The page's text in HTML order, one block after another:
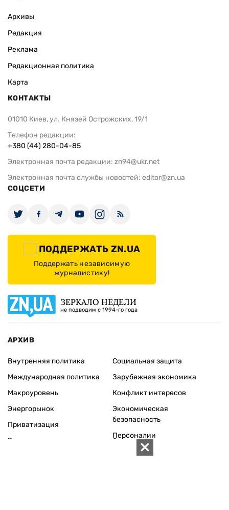
Архивы
Редакция
Реклама
Редакционная политика
Карта
КОНТАКТЫ
01010 Киев, ул. Князей Острожских, 19/1
Телефон редакции:
+380 (44) 280-04-85
Электронная почта редакции: zn94@ukr.net
Электронная почта службы новостей: editor@zn.ua
СОЦСЕТИ
ПОДДЕРЖАТЬ ZN.UA
Поддержать независимую
журналистику!
ЗЕРКАЛО НЕДЕЛИ
не подводим с 1994-го года
АРХИВ
Внутренняя политика
Международная политика
Макроуровень
Энергорынок
Приватизация
Экономика регионов
Социальная защита
Зарубежная экономика
Конфликт интересов
Экономическая
безопасность
Персоналии
Социум
История